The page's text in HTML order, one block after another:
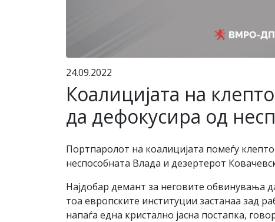
24.09.2022
Коалицијата на
да дефокусира од
Портпаролот на коалицијата помеѓу
неспособната Влада и дезертерот
Најдобар демант за неговите обвинувања
тоа европските институции застанаа зад
напаѓа една кристално јасна постапка,